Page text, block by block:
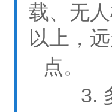
载、无
以上，
点。
3. 多